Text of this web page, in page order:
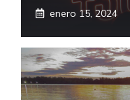
enero 15, 2024